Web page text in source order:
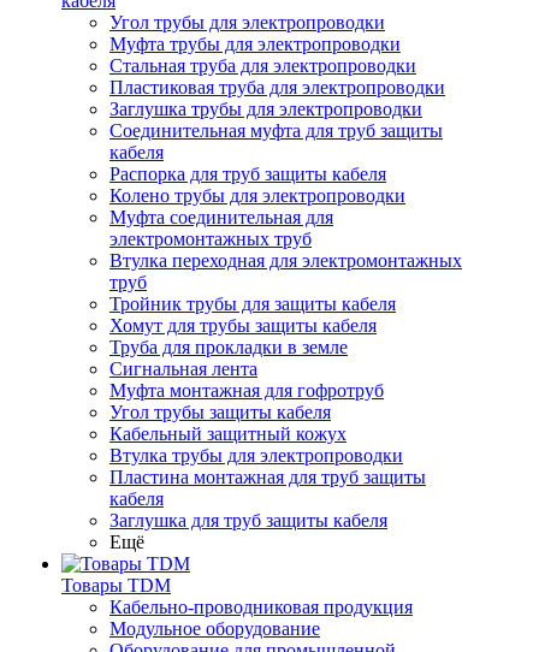
Угол трубы для электропроводки
Муфта трубы для электропроводки
Стальная труба для электропроводки
Пластиковая труба для электропроводки
Заглушка трубы для электропроводки
Соединительная муфта для труб защиты
кабеля
Распорка для труб защиты кабеля
Колено трубы для электропроводки
Муфта соединительная для
электромонтажных труб
Втулка переходная для электромонтажных
труб
Тройник трубы для защиты кабеля
Хомут для трубы защиты кабеля
Труба для прокладки в земле
Сигнальная лента
Муфта монтажная для гофротруб
Угол трубы защиты кабеля
Кабельный защитный кожух
Втулка трубы для электропроводки
Пластина монтажная для труб защиты
кабеля
Заглушка для труб защиты кабеля
Ещё
Товары TDM
Кабельно-проводниковая продукция
Модульное оборудование